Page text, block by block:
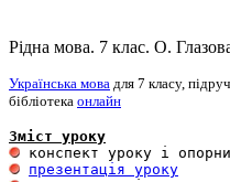
Рідна мова. 7 клас. О.
Українська мова для 7 класу,
бібліотека онлайн
Зміст уроку
презентація уроку